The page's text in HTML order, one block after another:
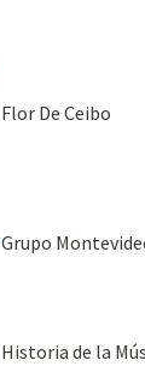
Flor De Ceibo
Grupo
Historia de la